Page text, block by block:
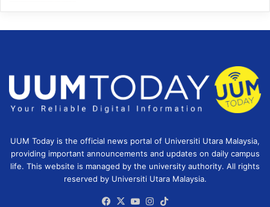
UUM Today is the official news portal of Universiti Utara Malaysia,
providing important announcements and updates on daily campus
life. This website is managed by the university authority. All rights
reserved by Universiti Utara Malaysia.
Facebook
X YouTubeInstagram